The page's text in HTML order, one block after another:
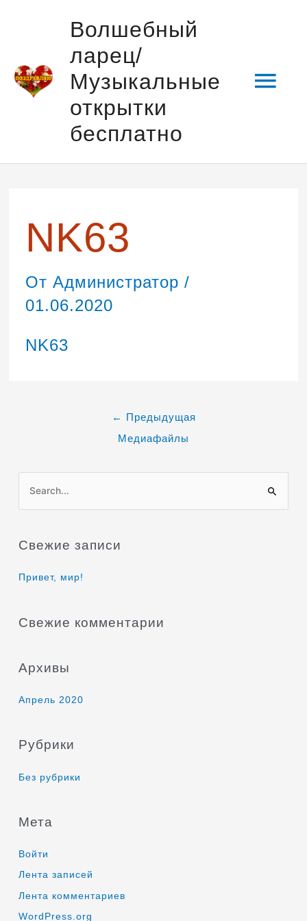
содержимому
Волшебный
ларец/
Музыкальные
открытки
бесплатно
NK63
От Администратор /
01.06.2020
NK63
записям
←
Предыдущая
Медиафайлы
о
с
Свежие записи
Привет, мир!
Свежие комментарии
Архивы
Апрель 2020
Рубрики
Без рубрики
Мета
Войти
Лента записей
Лента комментариев
WordPress.org